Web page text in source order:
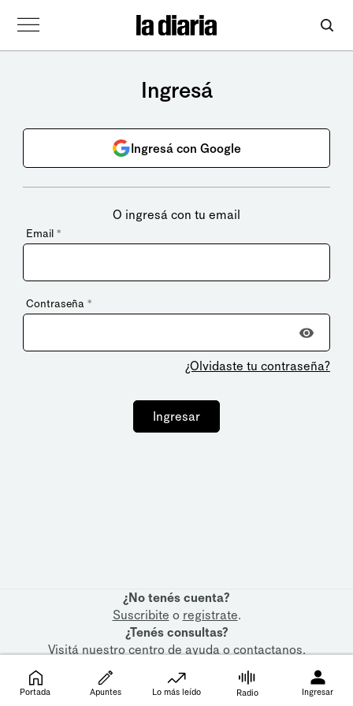
Ingresá
Ingresá con Google
O ingresá con tu email
Email *
Contraseña *
¿Olvidaste tu contraseña?
Ingresar
¿No tenés cuenta?
Suscribite o registrate.
¿Tenés consultas?
Visitá nuestrocentro de ayudaocontactanos.
Portada Apuntes Lo más leído Radio Ingresar